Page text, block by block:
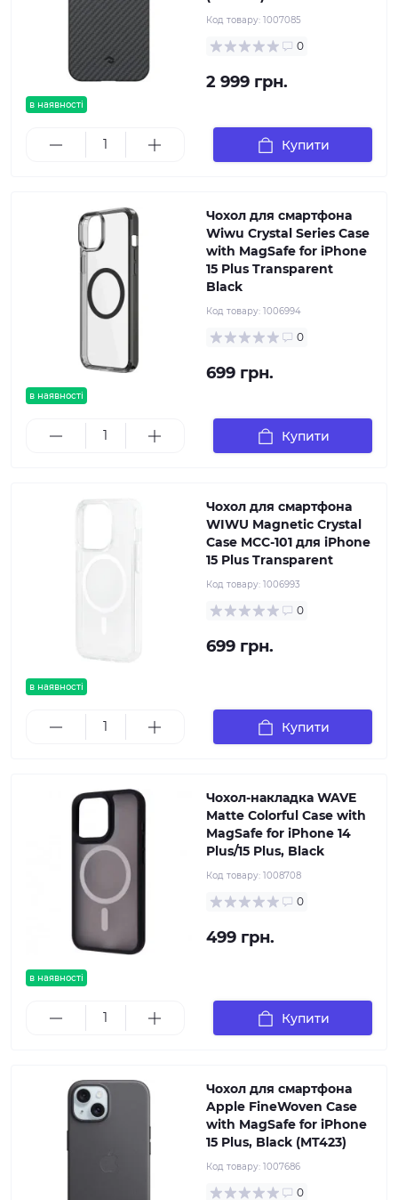
в наявності
Код товару: 1007085
0
2 999 грн.
Купити
в наявності
Чохол для смартфона
Wiwu Crystal Series Case
with MagSafe for iPhone
15 Plus Transparent
Black
Код товару: 1006994
0
699 грн.
Купити
в наявності
Чохол для смартфона
WIWU Magnetic Crystal
Case MCC-101 для iPhone
15 Plus Transparent
Код товару: 1006993
0
699 грн.
Купити
в наявності
Чохол-накладка WAVE
Matte Colorful Case with
MagSafe for iPhone 14
Plus/15 Plus, Black
Код товару: 1008708
0
499 грн.
Купити
Чохол для смартфона
Apple FineWoven Case
with MagSafe for iPhone
15 Plus, Black (MT423)
Код товару: 1007686
0